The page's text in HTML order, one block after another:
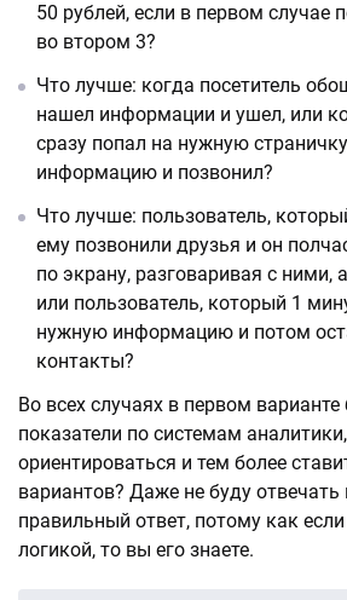
50 рублей, если в первом случае
во втором 3?
Что лучше: когда посетитель
нашел информации и ушел, или
сразу попал на нужную
информацию и позвонил?
Что лучше: пользователь,
ему позвонили друзья и он
по экрану, разговаривая с ними,
или пользователь, который 1
нужную информацию и потом
контакты?
Во всех случаях в первом
показатели по системам
ориентироваться и тем более
вариантов? Даже не буду
правильный ответ, потому как
логикой, то вы его знаете.